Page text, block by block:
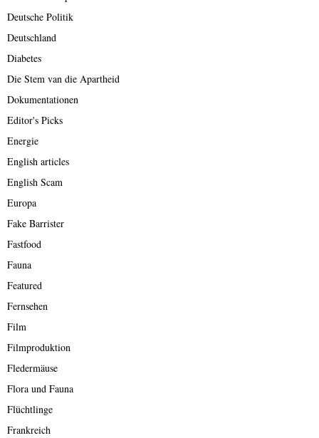
Deutsche Politik
Deutschland
Diabetes
Die Stem van die Apartheid
Dokumentationen
Editor's Picks
Energie
English articles
English Scam
Europa
Fake Barrister
Fastfood
Fauna
Featured
Fernsehen
Film
Filmproduktion
Fledermäuse
Flora und Fauna
Flüchtlinge
Frankreich